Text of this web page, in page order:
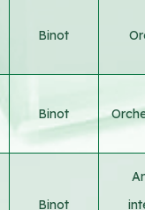
Binot
Binot
Binot